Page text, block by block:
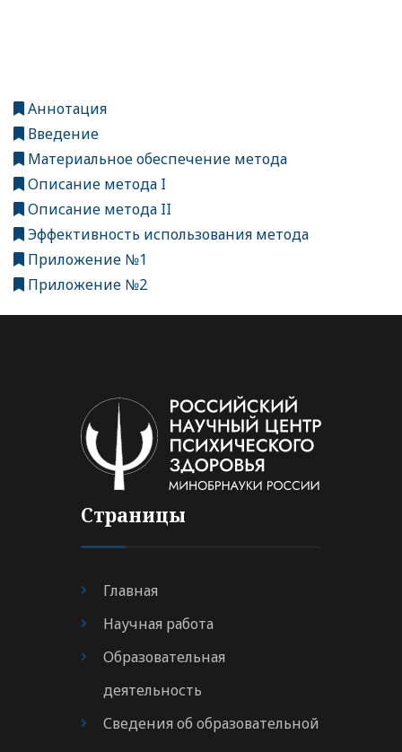
Аннотация
Введение
Материальное обеспечение метода
Описание метода I
Описание метода II
Эффективность использования метода
Приложение №1
Приложение №2
Страницы
Главная
Научная работа
Образовательная
деятельность
Сведения об образовательной